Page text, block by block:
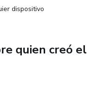
de Nutrifamily
dispositivo
quien creó el